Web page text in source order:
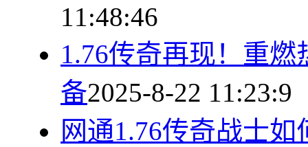
11:48:46
1.76传奇再现！重
备2025-8-22 11:23:9
网通1.76传奇战士